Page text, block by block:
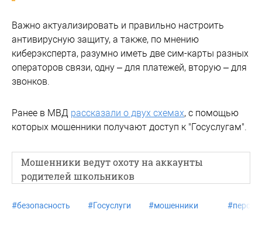
Важно актуализировать и правильно настроить
антивирусную защиту, а также, по мнению
киберэксперта, разумно иметь две сим-карты разных
операторов связи, одну – для платежей, вторую – для
звонков.
Ранее в МВД рассказали о двух схемах, с помощью
которых мошенники получают доступ к "Госуслугам".
Мошенники ведут охоту на аккаунты
родителей школьников
#безопасность #Госуслуги #мошенники #